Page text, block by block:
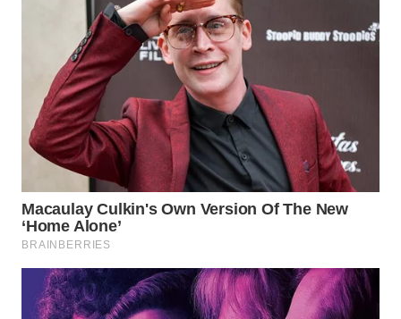
WN
KEPULAUAN
SERIBU
WN
TANGERANG
WN
BINJAI
WN
CIREBON